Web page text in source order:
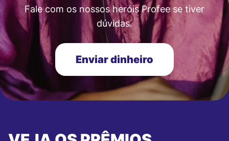
Fale com os nossos heróis Profee se tiver
dúvidas.
Enviar dinheiro